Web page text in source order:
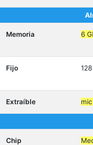
Memoria 6
Fijo
Extraíble
Chip